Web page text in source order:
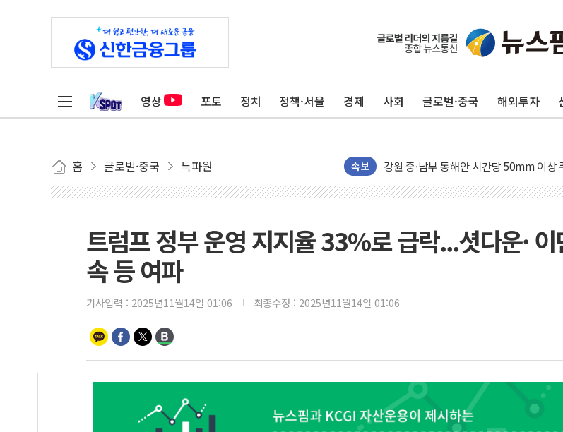
영상 포토 정치 정책·서울 경제 사회 글로벌·중국 해외투자
홈 글로벌·중국 특파원 속보
동해중부 전 해상 풍랑주의보…10일까지
연일 폭염에 온열질환 사망 23명…정부,
인제 용대리 계곡서 수위 상승으로 피서
동해시, 11~14일 '별똥별 멍' 운영…페르
청양 밭에서 일하던 90대 숨져…온열질
폭염에 車 운전면허 기능시험 오전 집중
'호우 특보' 경북 울진 시간당 20~30mm
주말 무더위·열대야 지속…내륙 곳곳 소
한상협, 업계 개인정보 보안 새판 짠다…'
민주당, 오늘 제주·인천 경선 발표...김민
트럼프, 쿡 연준 이사 해임 재추진…"26일
유럽증시, 美 고용 예상 밖 부진에 연준
트럼프 정부 운영 지지율 33%로 급락...셧다운· 이
속 등 여파
기사입력 : 2025년11월14일 01:06 최종수정 : 2025년11월14일 01:06